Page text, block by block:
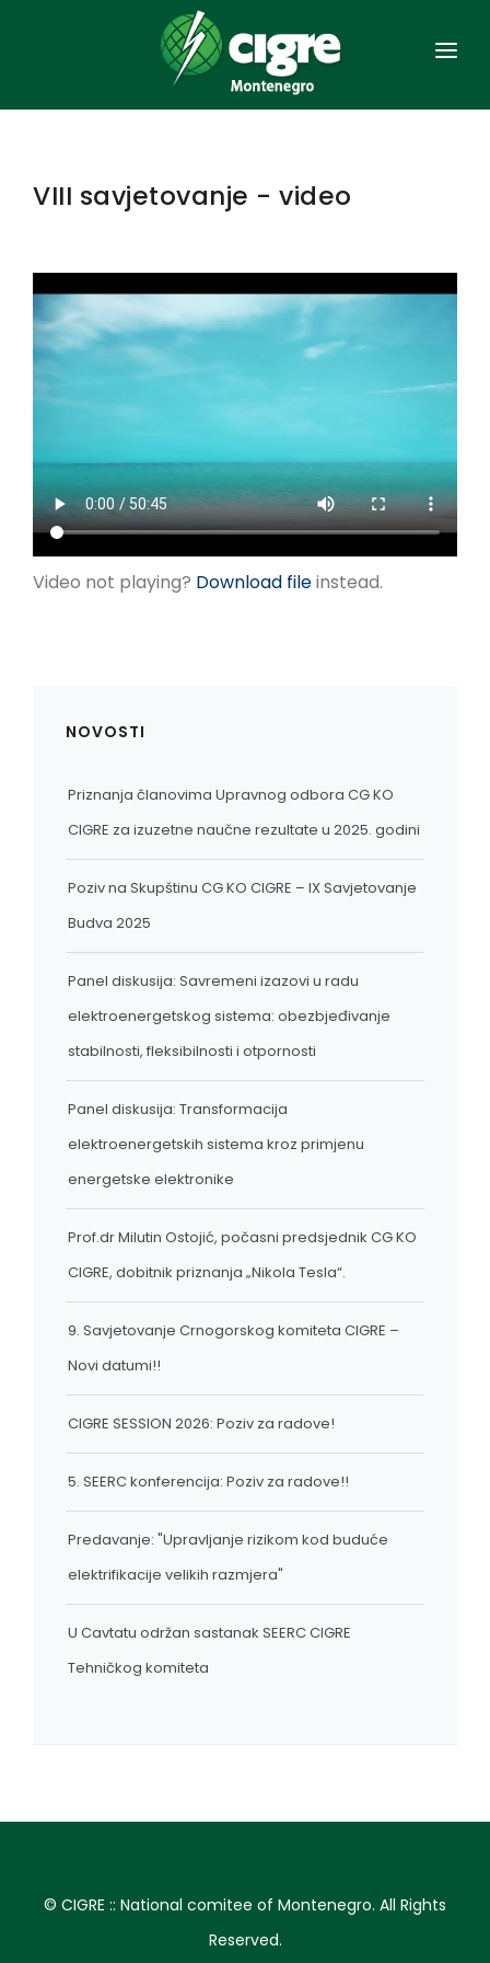
NASLOVNA
ORGANIZACIJA
AKTA
SAVJETOVANJA
EES CRNE GORE
KONTAKT
LINKOVI
EN
VIII savjetovanje - video
Video not playing? Download fileinstead.
NOVOSTI
Priznanja članovima Upravnog odbora CG KO
CIGRE za izuzetne naučne rezultate u 2025. godini
Poziv na Skupštinu CG KO CIGRE – IX Savjetovanje
Budva 2025
Panel diskusija: Savremeni izazovi u radu
elektroenergetskog sistema: obezbjeđivanje
stabilnosti, fleksibilnosti i otpornosti
Panel diskusija: Transformacija
elektroenergetskih sistema kroz primjenu
energetske elektronike
Prof.dr Milutin Ostojić, počasni predsjednik CG KO
CIGRE, dobitnik priznanja „Nikola Tesla“.
9. Savjetovanje Crnogorskog komiteta CIGRE –
Novi datumi!!
CIGRE SESSION 2026: Poziv za radove!
5. SEERC konferencija: Poziv za radove!!
Predavanje: "Upravljanje rizikom kod buduće
elektrifikacije velikih razmjera"
U Cavtatu održan sastanak SEERC CIGRE
Tehničkog komiteta
© CIGRE :: National comitee of Montenegro. All Rights
Reserved.